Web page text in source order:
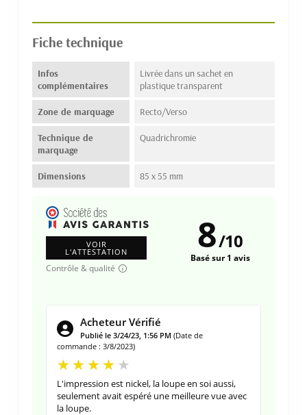
Fiche technique
Infos
complémentaires
Livrée dans un sachet en
plastique transparent
Zone de marquage Recto/Verso
Technique de
marquage
Quadrichromie
Dimensions 85 x 55 mm
VOIR
L'ATTESTATION
Contrôle & qualité
8/10
Basé sur 1 avis
Acheteur Vérifié
Publié le 3/24/23, 1:56 PM (Date de
commande : 3/8/2023)
L'impression est nickel, la loupe en soi aussi,
seulement avait espéré une meilleure vue avec
la loupe.